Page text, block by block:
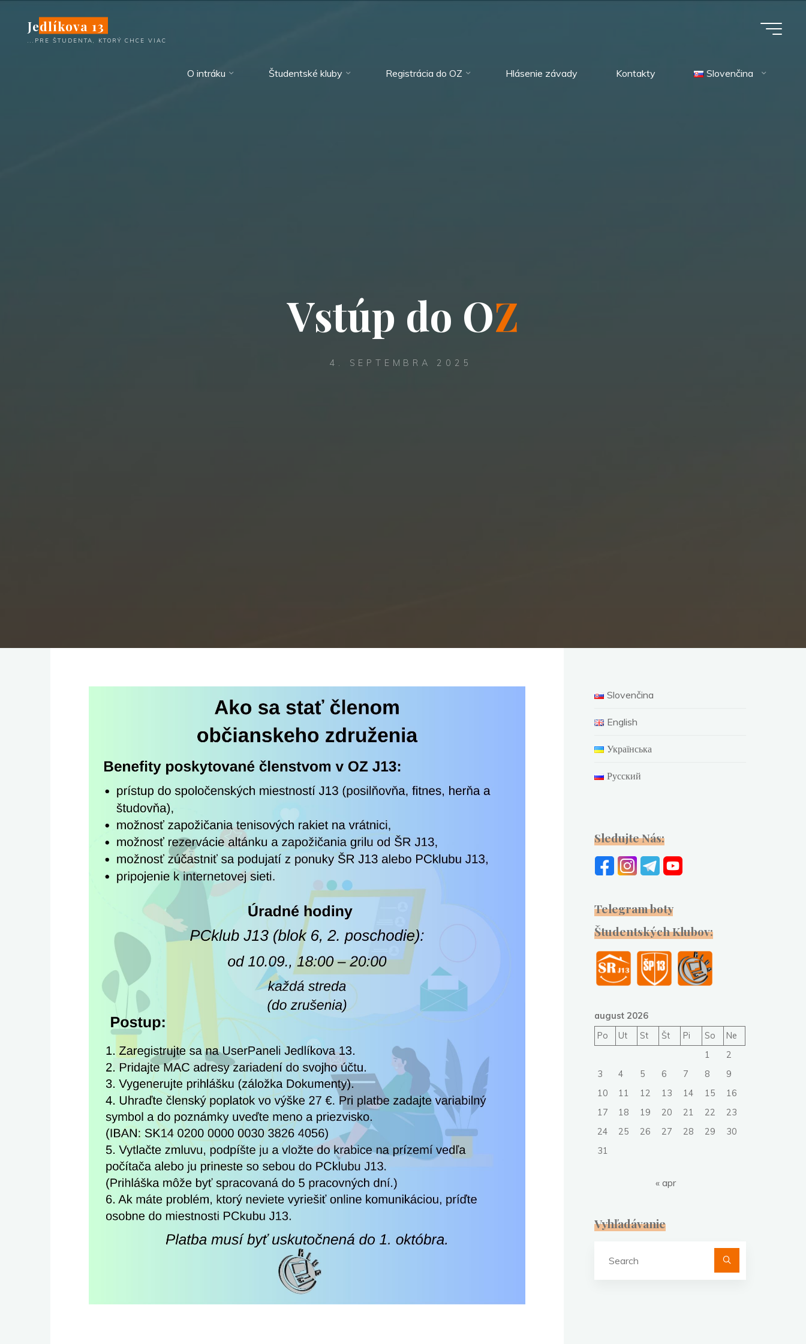
content
Jedlíkova 13
...PRE ŠTUDENTA, KTORÝ CHCE VIAC
O intráku Študentské kluby Registrácia do OZ Hlásenie závady Kontakty Slovenčina
Vstúp do OZ
4. SEPTEMBRA 2025
Slovenčina
English
Українська
Русский
Sledujte Nás:
Telegram boty
Študentských Klubov:
august 2026
Po
Ut St Št Pi So
Ne
1
2
3
4 5 6 7 8
9
10
11 12 13 14 15
16
17
18 19 20 21 22
23
24
25 26 27 28 29
30
31
« apr
Vyhľadávanie